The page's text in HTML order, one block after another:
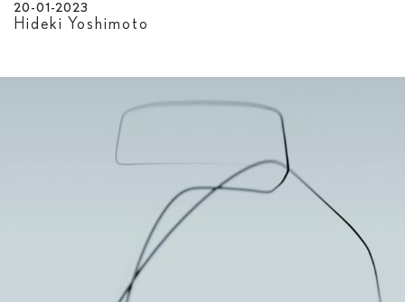
20-01-2023
Hideki Yoshimoto